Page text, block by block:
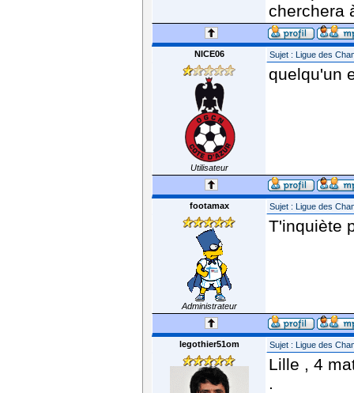
cherchera
NICE06 Sujet : Ligue des
Utilisateur
quelqu'un
footamax Sujet : Ligue des
Administrateur
T'inquiète
legothier51om Sujet : Ligue des
Lille , 4
.